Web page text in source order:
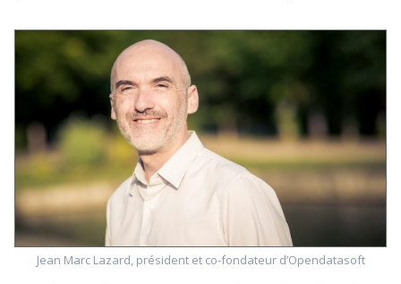
Jean Marc Lazard, président et co-fondateur d’Opendatasoft